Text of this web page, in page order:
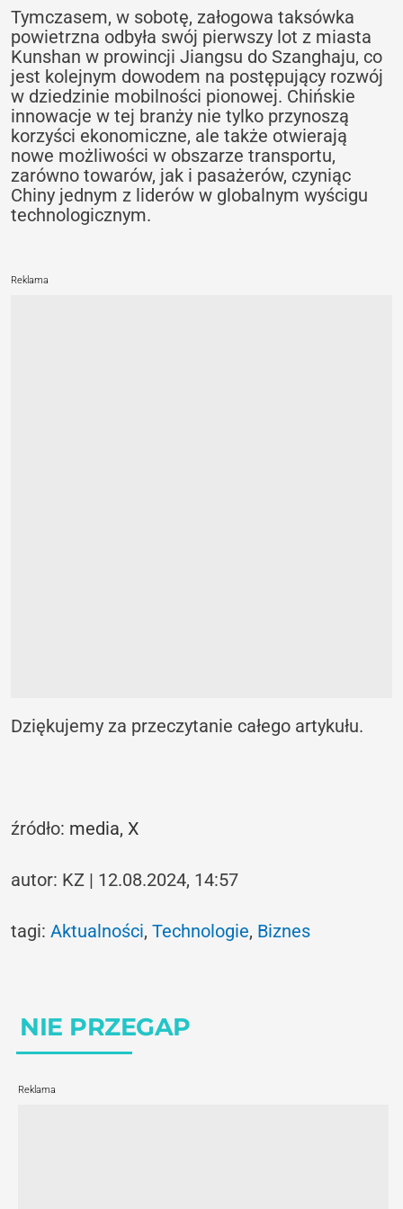
Tymczasem, w sobotę, załogowa taksówka
powietrzna odbyła swój pierwszy lot z miasta
Kunshan w prowincji Jiangsu do Szanghaju, co
jest kolejnym dowodem na postępujący rozwój
w dziedzinie mobilności pionowej. Chińskie
innowacje w tej branży nie tylko przynoszą
korzyści ekonomiczne, ale także otwierają
nowe możliwości w obszarze transportu,
zarówno towarów, jak i pasażerów, czyniąc
Chiny jednym z liderów w globalnym wyścigu
technologicznym.
Reklama
Dziękujemy za przeczytanie całego artykułu.
źródło: media,X
autor: KZ | 12.08.2024, 14:57
tagi:Aktualności,Technologie, Biznes
NIE PRZEGAP
Reklama